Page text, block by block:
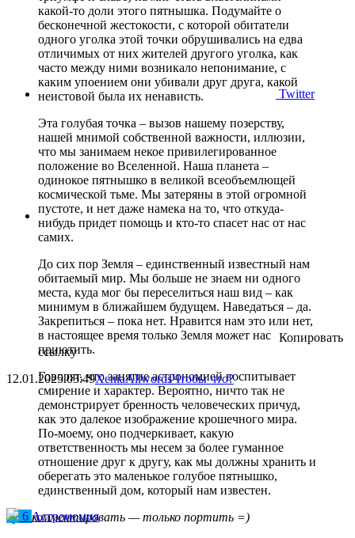
какой-то доли этого пятнышка. Подумайте о
бесконечной жестокости, с которой обитатели
одного уголка этой точки обрушивались на едва
отличимых от них жителей другого уголка, как
часто между ними возникало непонимание, с
каким упоением они убивали друг друга, какой
неистовой была их ненависть.
Эта голубая точка – вызов нашему позерству,
нашей мнимой собственной важности, иллюзии,
что мы занимаем некое привилегированное
положение во Вселенной. Наша планета –
одинокое пятнышко в великой всеобъемлющей
космической тьме. Мы затеряны в этой огромной
пустоте, и нет даже намека на то, что откуда-
нибудь придет помощь и кто-то спасет нас от нас
самих.
До сих пор Земля – единственный известный нам
обитаемый мир. Мы больше не знаем ни одного
места, куда мог бы переселиться наш вид – как
минимум в ближайшем будущем. Наведаться – да.
Закрепиться – пока нет. Нравится нам это или нет,
в настоящее время только Земля может нас
приютить.
Говорят, что занятие астрономией воспитывает
смирение и характер. Вероятно, ничто так не
демонстрирует бренность человеческих причуд,
как это далекое изображение крошечного мира.
По-моему, оно подчеркивает, какую
ответственность мы несем за более гуманное
отношение друг к другу, как мы должны хранить и
оберегать это маленькое голубое пятнышко,
единственный дом, который нам известен.
Тут комментировать — только портить =)
Twitter
Копировать
ссылку
12.01.2025 03:49XeniaAllwordsЧтобы что?
6 Астрономия